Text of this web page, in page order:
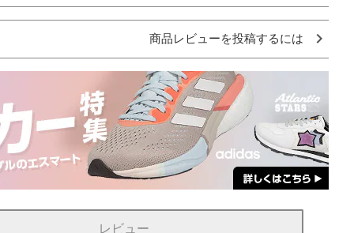
商品レビューを投稿するには
レビュー